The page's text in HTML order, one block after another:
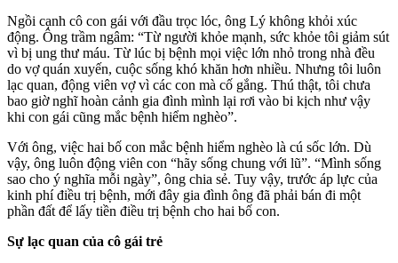
Ngồi cạnh cô con gái với đầu trọc lóc, ông Lý không khỏi xúc
động. Ông trầm ngâm: “Từ người khỏe mạnh, sức khỏe tôi giảm sút
vì bị ung thư máu. Từ lúc bị bệnh mọi việc lớn nhỏ trong nhà đều
do vợ quán xuyến, cuộc sống khó khăn hơn nhiều. Nhưng tôi luôn
lạc quan, động viên vợ vì các con mà cố gắng. Thú thật, tôi chưa
bao giờ nghĩ hoàn cảnh gia đình mình lại rơi vào bi kịch như vậy
khi con gái cũng mắc bệnh hiểm nghèo”.
Với ông, việc hai bố con mắc bệnh hiểm nghèo là cú sốc lớn. Dù
vậy, ông luôn động viên con “hãy sống chung với lũ”. “Mình sống
sao cho ý nghĩa mỗi ngày”, ông chia sẻ. Tuy vậy, trước áp lực của
kinh phí điều trị bệnh, mới đây gia đình ông đã phải bán đi một
phần đất để lấy tiền điều trị bệnh cho hai bố con.
Sự lạc quan của cô gái trẻ